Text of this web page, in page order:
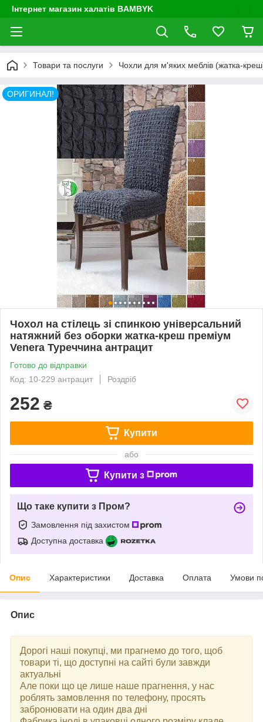
Інтернет магазин халатів BAMBYK
Товари та послуги Чохли для м'яких меблів (жатка-
ОРИГИНАЛ!
Чохол на стілець зі спинкою універсальний
натяжний без оборки жатка-креш преміум
Venera Туреччина антрацит
Готово до відправки
Код: 10-229 антрацит
Роздріб
252 ₴
Купити
або
Купити з
Що таке купити з Пром?
Замовлення під захистом
Доступна доставка
Опис Характеристики Доставка Оплата Умови
Опис
Дорогі наші покупці, ми прагнемо до того, щоб
товари ті, що доступні на сайті були завжди
актуальні
Але поки що це лише наше прагнення, у нас
роблять замовлення по телефону, просять
забронювати на один два дні